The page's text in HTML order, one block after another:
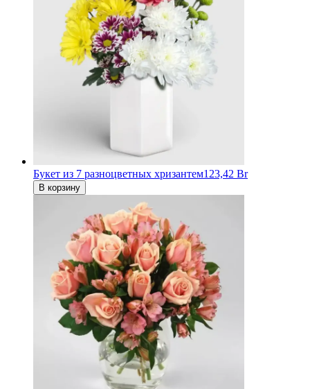
Букет из 7 разноцветных хризантем123,42 Br
В корзину